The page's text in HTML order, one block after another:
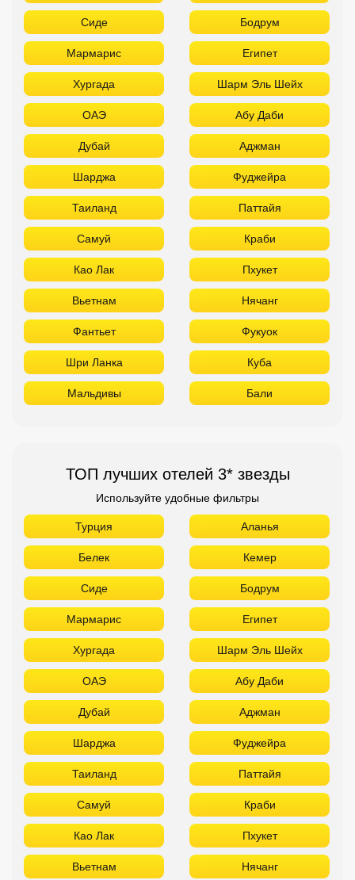
Сиде Бодрум
Мармарис Египет
Хургада Шарм Эль Шейх
ОАЭ Абу Даби
Дубай Аджман
Шарджа Фуджейра
Таиланд Паттайя
Самуй Краби
Као Лак Пхукет
Вьетнам Нячанг
Фантьет Фукуок
Шри Ланка Куба
Мальдивы Бали
ТОП лучших отелей 3* звезды
Используйте удобные фильтры
Турция Аланья
Белек Кемер
Сиде Бодрум
Мармарис Египет
Хургада Шарм Эль Шейх
ОАЭ Абу Даби
Дубай Аджман
Шарджа Фуджейра
Таиланд Паттайя
Самуй Краби
Као Лак Пхукет
Вьетнам Нячанг